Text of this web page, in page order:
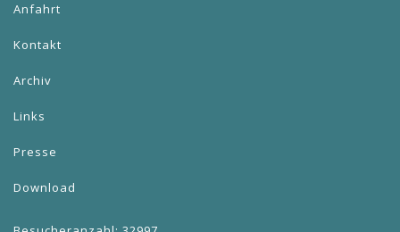
Anfahrt
Kontakt
Archiv
Links
Presse
Download